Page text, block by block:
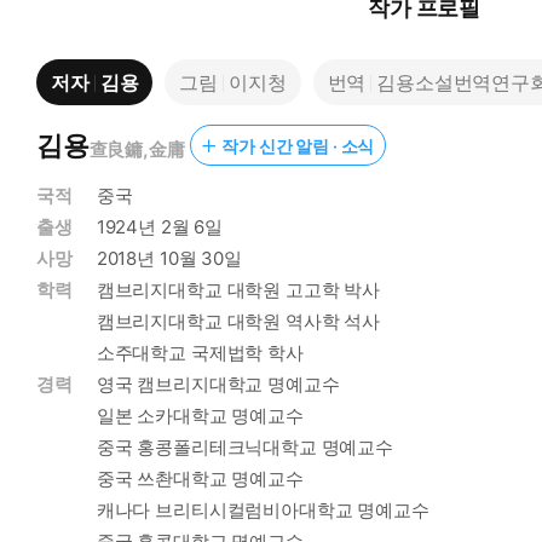
작가 프로필
저자 김용 그림 이지청 번역 김용소설번역연구
김용查良鏞,金庸 작가 신간 알림 · 소식
국적
중국
출생
1924년 2월 6일
사망
2018년 10월 30일
학력
캠브리지대학교 대학원 고고학 박사
캠브리지대학교 대학원 역사학 석사
소주대학교 국제법학 학사
경력
영국 캠브리지대학교 명예교수
일본 소카대학교 명예교수
중국 홍콩폴리테크닉대학교 명예교수
중국 쓰촨대학교 명예교수
캐나다 브리티시컬럼비아대학교 명예교수